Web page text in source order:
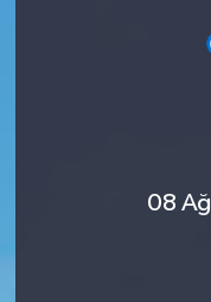
08